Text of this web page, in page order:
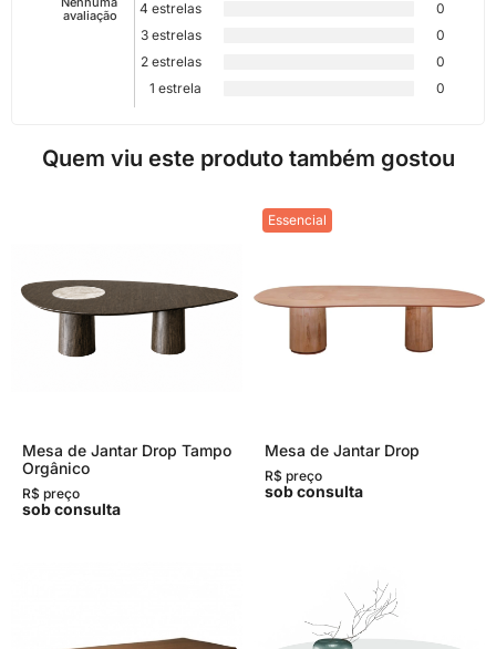
avaliação
4 estrelas
0
3 estrelas
0
2 estrelas
0
1 estrela
0
Quem viu este produto também gostou
Mesa de Jantar Drop Tampo
Orgânico
R$ preço
sob consulta
Essencial
Mesa de Jantar Drop
R$ preço
sob consulta